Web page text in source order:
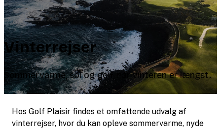
Vinterrejser
Sommervarme, sol og golf, når vinteren er længst.
Hos Golf Plaisir findes et omfattende udvalg af
vinterrejser, hvor du kan opleve sommervarme, nyde